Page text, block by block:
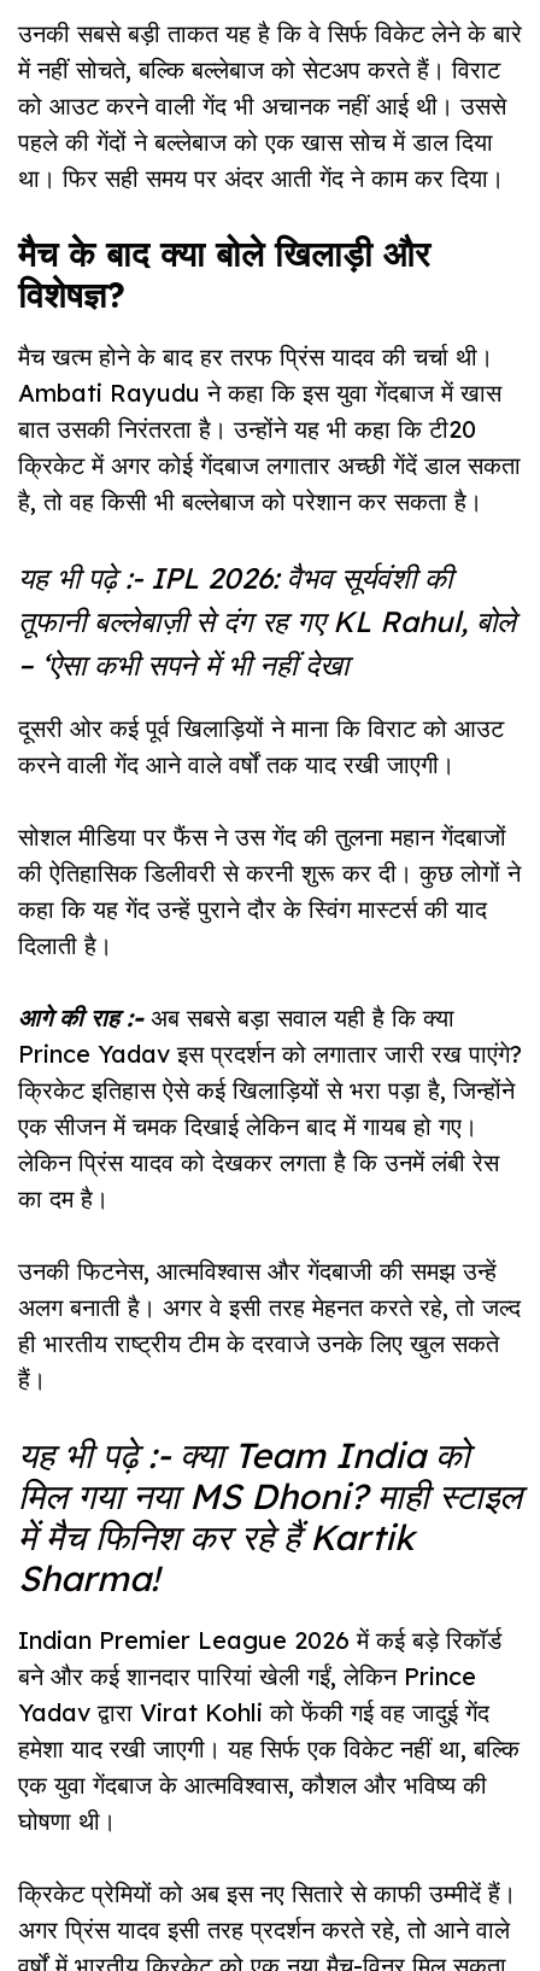
उनकी सबसे बड़ी ताकत यह है कि वे सिर्फ विकेट लेने के बारे
में नहीं सोचते, बल्कि बल्लेबाज को सेटअप करते हैं। विराट
को आउट करने वाली गेंद भी अचानक नहीं आई थी। उससे
पहले की गेंदों ने बल्लेबाज को एक खास सोच में डाल दिया
था। फिर सही समय पर अंदर आती गेंद ने काम कर दिया।
मैच के बाद क्या बोले खिलाड़ी और
विशेषज्ञ?
मैच खत्म होने के बाद हर तरफ प्रिंस यादव की चर्चा थी।
Ambati Rayudu ने कहा कि इस युवा गेंदबाज में खास
बात उसकी निरंतरता है। उन्होंने यह भी कहा कि टी20
क्रिकेट में अगर कोई गेंदबाज लगातार अच्छी गेंदें डाल सकता
है, तो वह किसी भी बल्लेबाज को परेशान कर सकता है।
यह भी पढ़े :- IPL 2026: वैभव सूर्यवंशी की
तूफानी बल्लेबाज़ी से दंग रह गए KL Rahul, बोले
– ‘ऐसा कभी सपने में भी नहीं देखा
दूसरी ओर कई पूर्व खिलाड़ियों ने माना कि विराट को आउट
करने वाली गेंद आने वाले वर्षों तक याद रखी जाएगी।
सोशल मीडिया पर फैंस ने उस गेंद की तुलना महान गेंदबाजों
की ऐतिहासिक डिलीवरी से करनी शुरू कर दी। कुछ लोगों ने
कहा कि यह गेंद उन्हें पुराने दौर के स्विंग मास्टर्स की याद
दिलाती है।
आगे की राह :-अब सबसे बड़ा सवाल यही है कि क्या
Prince Yadav इस प्रदर्शन को लगातार जारी रख पाएंगे?
क्रिकेट इतिहास ऐसे कई खिलाड़ियों से भरा पड़ा है, जिन्होंने
एक सीजन में चमक दिखाई लेकिन बाद में गायब हो गए।
लेकिन प्रिंस यादव को देखकर लगता है कि उनमें लंबी रेस
का दम है।
उनकी फिटनेस, आत्मविश्वास और गेंदबाजी की समझ उन्हें
अलग बनाती है। अगर वे इसी तरह मेहनत करते रहे, तो जल्द
ही भारतीय राष्ट्रीय टीम के दरवाजे उनके लिए खुल सकते
हैं।
यह भी पढ़े :- क्या Team India को
मिल गया नया MS Dhoni? माही स्टाइल
में मैच फिनिश कर रहे हैं Kartik
Sharma!
Indian Premier League 2026 में कई बड़े रिकॉर्ड
बने और कई शानदार पारियां खेली गईं, लेकिन Prince
Yadav द्वारा Virat Kohli को फेंकी गई वह जादुई गेंद
हमेशा याद रखी जाएगी। यह सिर्फ एक विकेट नहीं था, बल्कि
एक युवा गेंदबाज के आत्मविश्वास, कौशल और भविष्य की
घोषणा थी।
क्रिकेट प्रेमियों को अब इस नए सितारे से काफी उम्मीदें हैं।
अगर प्रिंस यादव इसी तरह प्रदर्शन करते रहे, तो आने वाले